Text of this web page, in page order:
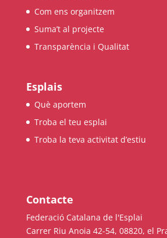
Com ens organitzem
Suma’t al projecte
Transparència i Qualitat
Esplais
Què aportem
Troba el teu esplai
Troba la teva activitat d’estiu
Contacte
Federació Catalana de l'Esplai
Carrer Riu Anoia 42-54, 08820, el
Missió i valors
Els comptes clars
ACTUALITAT
Notícies
Fundesplai als mitjans
Xarxes socials